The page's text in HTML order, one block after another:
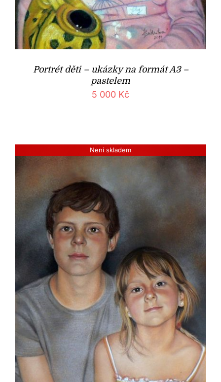
Portrét děti – ukázky na formát A3 –
pastelem
5 000 Kč
Není skladem